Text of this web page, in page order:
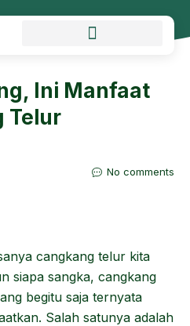
Ini Manfaat
Telur
No comments
cangkang telur kita
siapa sangka, cangkang
begitu saja ternyata
Salah satunya adalah